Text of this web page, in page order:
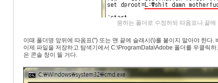
원하는 폴더로 수정하되 따옴표나 끝에
이때 폴더명 앞뒤에 따옴표(") 또는 맨 끝에 슬래시(\)를 붙이지 말아야 한다
이제 파일을 저장하고 탐색기에서 C:\ProgramData\Adobe 폴더를 우클릭
은 콘솔 창이 뜰 거다.